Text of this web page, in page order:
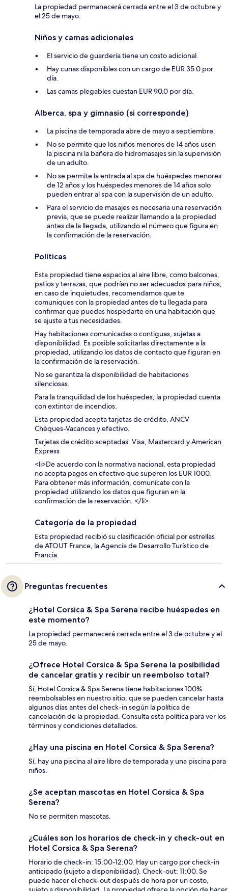
La propiedad permanecerá cerrada entre el 3 de octubre y
el 25 de mayo.
Niños y camas adicionales
El servicio de guardería tiene un costo adicional.
Hay cunas disponibles con un cargo de EUR 35.0 por
día.
Las camas plegables cuestan EUR 90.0 por día.
Alberca, spa y gimnasio (si corresponde)
La piscina de temporada abre de mayo a septiembre.
No se permite que los niños menores de 14 años usen
la piscina ni la bañera de hidromasajes sin la supervisión
de un adulto.
No se permite la entrada al spa de huéspedes menores
de 12 años y los huéspedes menores de 14 años solo
pueden entrar al spa con la supervisión de un adulto.
Para el servicio de masajes es necesaria una reservación
previa, que se puede realizar llamando a la propiedad
antes de la llegada, utilizando el número que figura en
la confirmación de la reservación.
Políticas
Esta propiedad tiene espacios al aire libre, como balcones,
patios y terrazas, que podrían no ser adecuados para niños;
en caso de inquietudes, recomendamos que te
comuniques con la propiedad antes de tu llegada para
confirmar que puedas hospedarte en una habitación que
se ajuste a tus necesidades.
Hay habitaciones comunicadas o contiguas, sujetas a
disponibilidad. Es posible solicitarlas directamente a la
propiedad, utilizando los datos de contacto que figuran en
la confirmación de la reservación.
No se garantiza la disponibilidad de habitaciones
silenciosas.
Para la tranquilidad de los huéspedes, la propiedad cuenta
con extintor de incendios.
Esta propiedad acepta tarjetas de crédito, ANCV
Chèques-Vacances y efectivo.
Tarjetas de crédito aceptadas: Visa, Mastercard y American
Express
<li>De acuerdo con la normativa nacional, esta propiedad
no acepta pagos en efectivo que superen los EUR 1000.
Para obtener más información, comunícate con la
propiedad utilizando los datos que figuran en la
confirmación de la reservación. </li>
Categoría de la propiedad
Esta propiedad recibió su clasificación oficial por estrellas
de ATOUT France, la Agencia de Desarrollo Turístico de
Francia.
Preguntas frecuentes
¿Hotel Corsica & Spa Serena recibe huéspedes en
este momento?
La propiedad permanecerá cerrada entre el 3 de octubre y el
25 de mayo.
¿Ofrece Hotel Corsica & Spa Serena la posibilidad
de cancelar gratis y recibir un reembolso total?
Sí, Hotel Corsica & Spa Serena tiene habitaciones 100%
reembolsables en nuestro sitio, que se pueden cancelar hasta
algunos días antes del check-in según la política de
cancelación de la propiedad. Consulta esta política para ver los
términos y condiciones detallados.
¿Hay una piscina en Hotel Corsica & Spa Serena?
Sí, hay una piscina al aire libre de temporada y una piscina para
niños.
¿Se aceptan mascotas en Hotel Corsica & Spa
Serena?
No se permiten mascotas.
¿Cuáles son los horarios de check-in y check-out en
Hotel Corsica & Spa Serena?
Horario de check-in: 15:00-12:00. Hay un cargo por check-in
anticipado (sujeto a disponibilidad). Check-out: 11:00. Se
puede hacer el check-out después de hora por un costo,